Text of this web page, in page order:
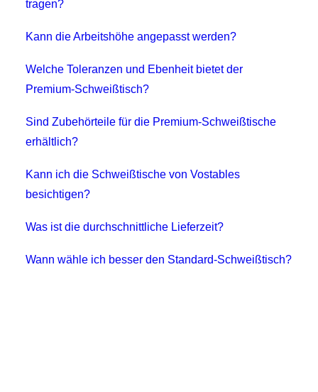
tragen?
Kann die Arbeitshöhe angepasst werden?
Welche Toleranzen und Ebenheit bietet der
Premium-Schweißtisch?
Sind Zubehörteile für die Premium-Schweißtische
erhältlich?
Kann ich die Schweißtische von Vostables
besichtigen?
Was ist die durchschnittliche Lieferzeit?
Wann wähle ich besser den Standard-Schweißtisch?